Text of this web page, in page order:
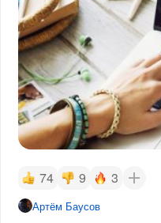
74 9 3
Артём Баусов